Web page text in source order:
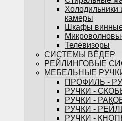
МЕБЕЛЬНЫЕ
Поддоны под мойку
Посудосушители
Кухонные лотки
Подсветка для
НАПОЛНЕНИЕ ДЛЯ
НАПОЛНЕНИЕ ДЛЯ
Настольные
Плинтус LB-15
Плинтус LB-23
Плинтус LB-38
Мебельные опоры
Декоративные
Холодильники
камеры
Шкафы
Телевизоры
СИСТЕМЫ ВЁДЕР
РЕЙЛИНГОВЫЕ
МЕБЕЛЬНЫЕ
ПРОФИЛЬ -
РУЧКИ -
РУЧКИ -
РУЧКИ -
РУЧКИ -